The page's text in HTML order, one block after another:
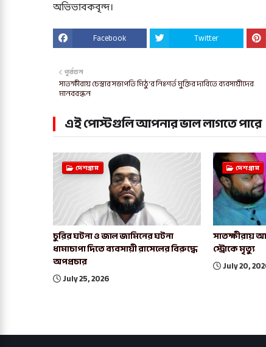
অভিভাবকবৃন্দ।
Facebook Twitter
পূর্বতন
সাতক্ষীরায় চেস্বার সভাপতি মিঠু'র নিঃশর্ত মুক্তির দাবিতে ব্যবসায়ীদের
মানববন্ধন
এই পোস্টগুলি আপনার ভাল লাগতে পারে
দেশগ্রাম
চুরির ঘটনা ও জাল জামিনের ঘটনা
ধামাচাপা দিতে ব্যবসায়ী রাসেলের বিরুদ্ধে
অপপ্রচার
July 25, 2026
দেশগ্রাম
সাতক্ষীরায়
স্ট্রোকে মৃত্যু
July 20,